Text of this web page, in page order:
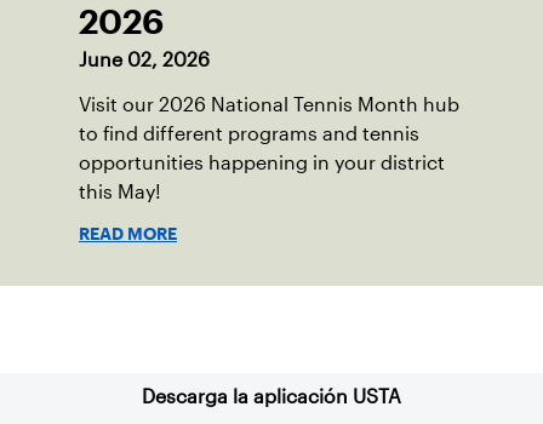
2026
June 02, 2026
Visit our 2026 National Tennis Month hub
to find different programs and tennis
opportunities happening in your district
this May!
READ MORE
Descarga la aplicación USTA